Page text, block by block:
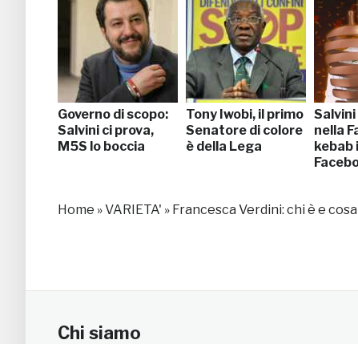
Governo di scopo:
Salvini ci prova,
M5S lo boccia
Tony Iwobi, il primo
Senatore di colore
è della Lega
nella
kebab
Home »VARIETA' » Francesca Verdini: chi è e
Chi siamo